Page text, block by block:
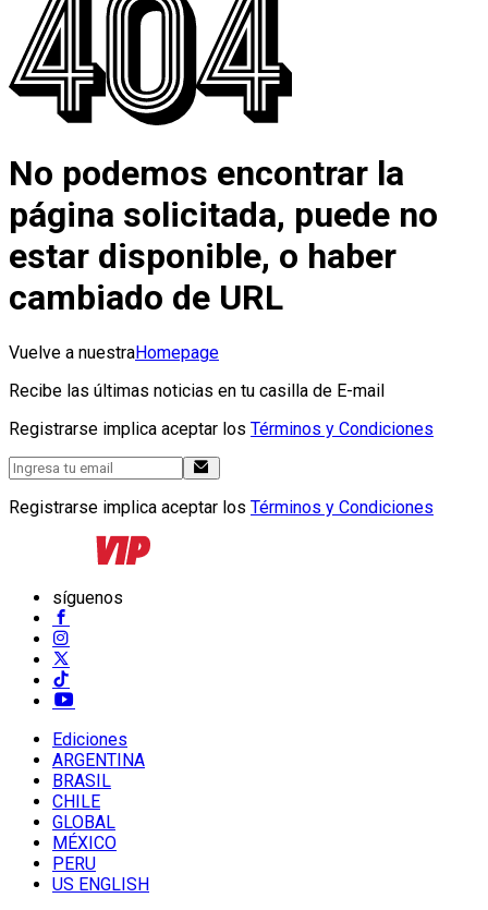
No podemos encontrar la
página solicitada, puede no
estar disponible, o haber
cambiado de URL
Vuelve a nuestraHomepage
Recibe las últimas noticias en tu casilla de E-mail
Registrarse implica aceptar los Términos y Condiciones
Registrarse implica aceptar los Términos y Condiciones
síguenos
Ediciones
ARGENTINA
BRASIL
CHILE
GLOBAL
MÉXICO
PERU
US ENGLISH